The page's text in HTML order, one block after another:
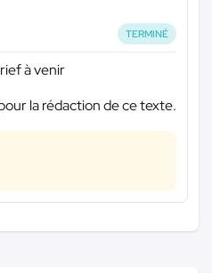
TERMINÉ
à venir
la rédaction de ce texte.